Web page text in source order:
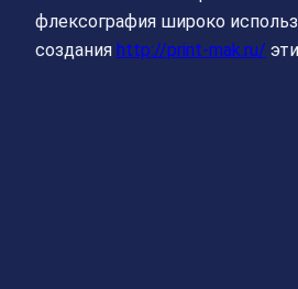
флексография широко
создания http://print-mak.ru/